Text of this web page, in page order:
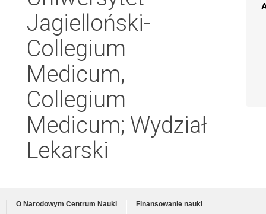
Jagielloński-
Collegium
Medicum,
Collegium
Medicum; Wydział
Lekarski
O Narodowym Centrum Nauki
Finansowanie nauki